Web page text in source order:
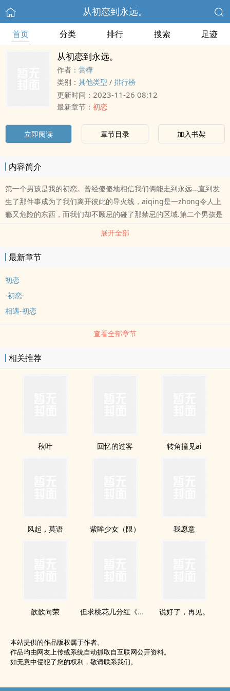
从初恋到永远。
首页 分类 排行 搜索 足迹
从初恋到永远。
作者： 蕓樺
类别： 其他类型 / 排行榜
更新时间： 2023-11-26 08:12
最新章节： 初恋
立即阅读 章节目录 加入书架
内容简介
第一个男孩是我的初恋。曾经傻傻地相信我们俩能走到永远...直到发
生了那件事成为了我们离开彼此的导火线，aiqing是一zhong令人上
瘾又危险的东西，而我们却不顾忌的碰了那禁忌的区域.第二个男孩是
我此生最忘不了的人，被伤过的我不再相信aiqing。自从遇上了他心
里对aiqing的畏惧也慢慢地消逝了.他的温柔就像太yang一样的温
nuan.第三个男孩是牵着我的手到永远的人，他温柔的手牵着我逃离
一生。–致曾经的我们#会不定期更新唷#谢谢支持?
展开全部
最新章节
初恋
-初恋-
相遇-初恋
查看全部章节
相关推荐
秋叶 回忆的过客 转角撞见ai
风起，莫语 紫眸少女（限） 我愿意
歆歆向荣 但求桃花几分红《卷壹．桃花初绽》【即将开放预购】 说好了，再见。
本站提供的作品版权属于作者。
作品均由网友上传或系统自动抓取自互联网公开资料。
如无意中侵犯了您的权利，敬请联系我们。